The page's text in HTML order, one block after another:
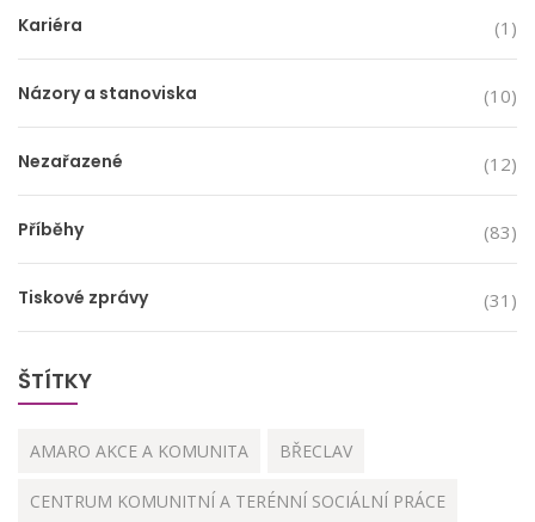
Kariéra (1)
Názory a stanoviska (10)
Nezařazené (12)
Příběhy (83)
Tiskové zprávy (31)
ŠTÍTKY
AMARO AKCE A KOMUNITA BŘECLAV
CENTRUM KOMUNITNÍ A TERÉNNÍ SOCIÁLNÍ PRÁCE